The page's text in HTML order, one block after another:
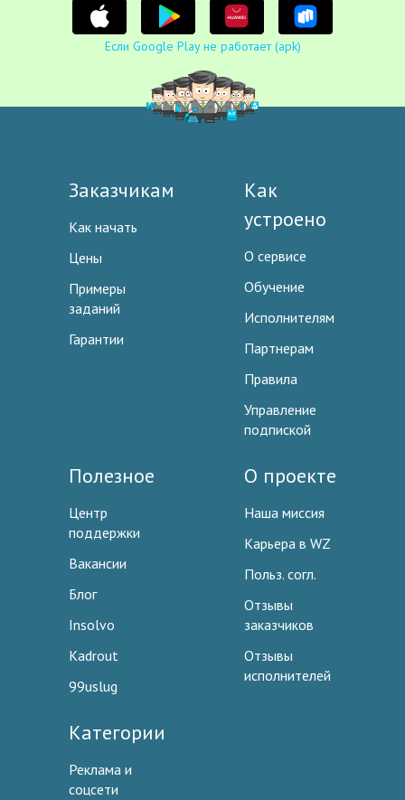
Если Google Play не работает (apk)
Заказчикам
Как начать
Цены
Примеры
заданий
Гарантии
Как
устроено
О сервисе
Обучение
Исполнителям
Партнерам
Правила
Управление
подпиской
Полезное
Центр
поддержки
Вакансии
Блог
Insolvo
Kadrout
99uslug
О проекте
Наша миссия
Карьера в WZ
Польз. согл.
Отзывы
заказчиков
Отзывы
исполнителей
Категории
Реклама и
соцсети